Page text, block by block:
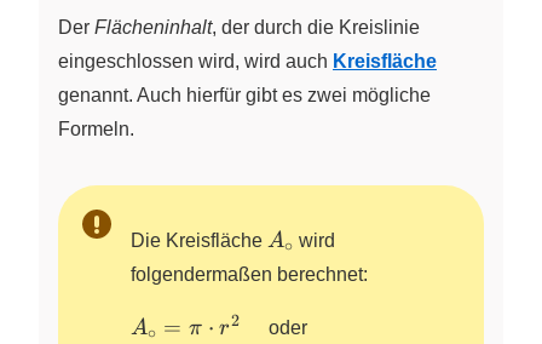
Der Flächeninhalt, der durch die Kreislinie
eingeschlossen wird, wird auch Kreisfläche
genannt. Auch hierfür gibt es zwei mögliche
Formeln.
Die Kreisfläche A_\circ
A∘ wird
folgendermaßen berechnet:
A_{\circ}
A∘ = π ⋅ r2 oder